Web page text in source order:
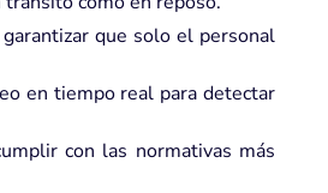
que solo el personal
en tiempo real para detectar
con las normativas más